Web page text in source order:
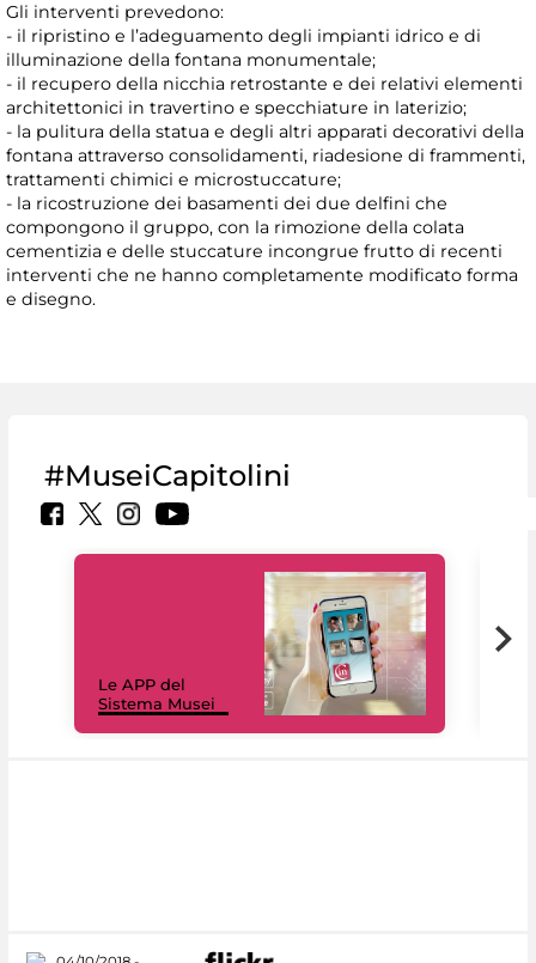
Gli interventi prevedono:
- il ripristino e l’adeguamento degli impianti idrico e di
illuminazione della fontana monumentale;
- il recupero della nicchia retrostante e dei relativi elementi
architettonici in travertino e specchiature in laterizio;
- la pulitura della statua e degli altri apparati decorativi della
fontana attraverso consolidamenti, riadesione di frammenti,
trattamenti chimici e microstuccature;
- la ricostruzione dei basamenti dei due delfini che
compongono il gruppo, con la rimozione della colata
cementizia e delle stuccature incongrue frutto di recenti
interventi che ne hanno completamente modificato forma
e disegno.
#MuseiCapitolini
Le APP del
Sistema Musei